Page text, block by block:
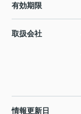
有効期限
取扱会社
情報更新日